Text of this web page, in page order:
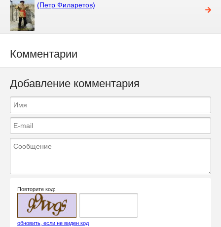
(Петр Филаретов)
Комментарии
Добавление комментария
Повторите код:
обновить, если не виден код